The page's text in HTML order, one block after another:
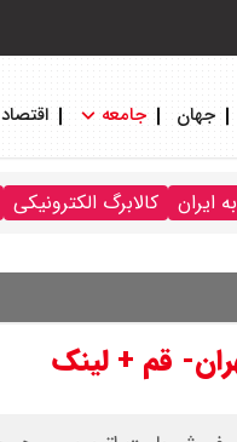
جهان جامعه اقتصاد
ایران کالابرگ الکترونیکی
قم + لینک